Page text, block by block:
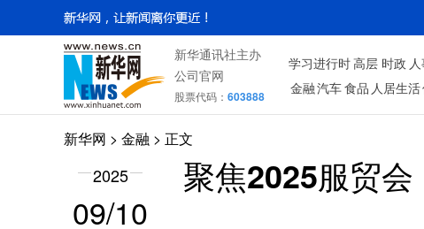
新华通讯社主办
公司官网
股票代码： 603888
学习进行时 高层 时政
金融 汽车 食品 人居生活
新华网 > 金融 > 正文
2025
09/10
聚焦2025服贸